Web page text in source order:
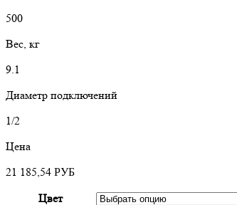
500
Вес, кг
9.1
Диаметр подключений
1/2
Цена
21 185,54 РУБ
Цвет